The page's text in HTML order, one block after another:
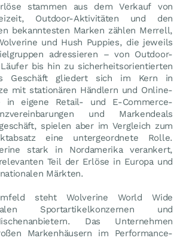
stammen aus dem Verkauf von
Outdoor-Aktivitäten und den
bekanntesten Marken zählen Merrell,
und Hush Puppies, die jeweils
adressieren – von Outdoor-
bis hin zu sicherheitsorientierten
Geschäft gliedert sich im Kern in
mit stationären Händlern und Online-
in eigene Retail- und E-Commerce-
und Markendeals
spielen aber im Vergleich zum
eine untergeordnete Rolle.
stark in Nordamerika verankert,
Teil der Erlöse in Europa und
Märkten.
steht Wolverine World Wide
Sportartikelkonzernen und
Das Unternehmen
Markenhäusern im Performance-